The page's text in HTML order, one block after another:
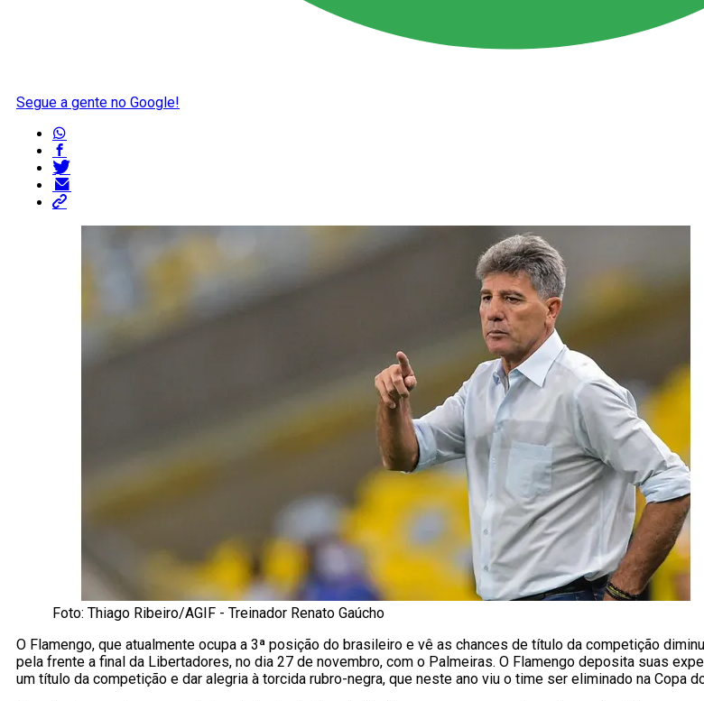
Segue a gente no Google!
Foto: Thiago Ribeiro/AGIF - Treinador Renato Gaúcho
O Flamengo, que atualmente ocupa a 3ª posição do brasileiro e vê as chances de título da competição
pela frente a final da Libertadores, no dia 27 de novembro, com o Palmeiras. O Flamengo deposita suas
um título da competição e dar alegria à torcida rubro-negra, que neste ano viu o time ser eliminado na Copa